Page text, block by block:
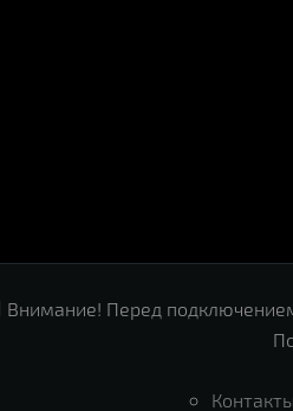
Внимание! Перед
Контакты